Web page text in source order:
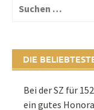
nach:
DIE
Bei der SZ für
ein gutes